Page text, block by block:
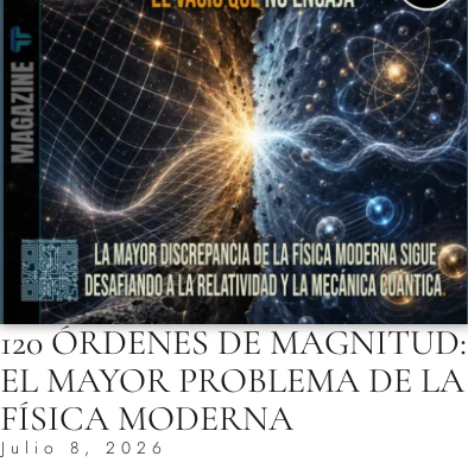
120 ÓRDENES DE MAGNITUD:
EL MAYOR PROBLEMA DE LA
FÍSICA MODERNA
Julio 8, 2026